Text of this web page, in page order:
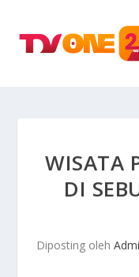
WISATA
DI
Diposting oleh